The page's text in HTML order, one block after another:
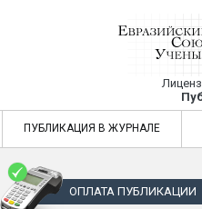
Евразийский Союз
ПУБЛИКАЦИЯ В ЖУРНАЛЕ
ОПЛАТА ПУБЛИКАЦИИ